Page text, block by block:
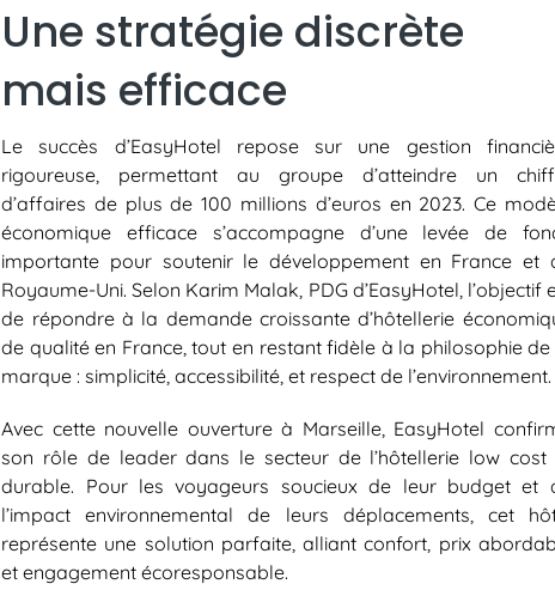
Une stratégie discrète
mais efficace
Le succès d’EasyHotel repose sur une gestion
rigoureuse, permettant au groupe d’atteindre un
d’affaires de plus de 100 millions d’euros en 2023. Ce
économique efficace s’accompagne d’une levée de
importante pour soutenir le développement en France et
Royaume-Uni. Selon Karim Malak, PDG d’EasyHotel, l’objectif
de répondre à la demande croissante d’hôtellerie
de qualité en France, tout en restant fidèle à la philosophie de
marque : simplicité, accessibilité, et respect de l’environnement.
Avec cette nouvelle ouverture à Marseille, EasyHotel
son rôle de leader dans le secteur de l’hôtellerie low cost
durable. Pour les voyageurs soucieux de leur budget et
l’impact environnemental de leurs déplacements, cet
représente une solution parfaite, alliant confort, prix
et engagement écoresponsable.